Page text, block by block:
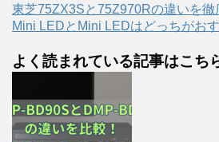
東芝75ZX3Sと75Z970Rの違いを
Mini LEDとMini LEDはどっちがお
よく読まれている記事はこち